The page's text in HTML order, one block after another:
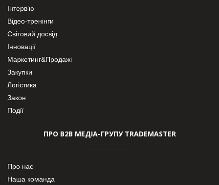
Інтерв’ю
Відео-тренінги
Світовий досвід
Інновації
Маркетинг&Продажі
Закупки
Логістика
Закон
Події
ПРО В2В МЕДІА-ГРУПУ TRADEMASTER
Про нас
Наша команда